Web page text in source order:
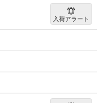
入荷アラート